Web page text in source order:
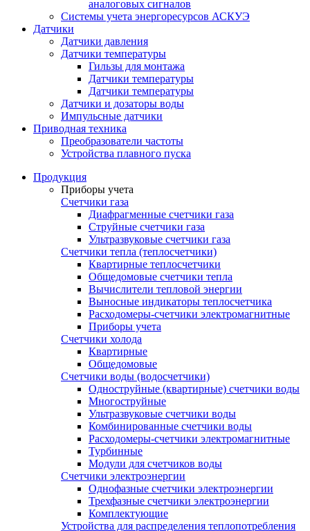
аналоговых сигналов
Системы учета энергоресурсов АСКУЭ
Датчики
Датчики давления
Датчики температуры
Гильзы для монтажа
Датчики температуры
Датчики температуры
Датчики и дозаторы воды
Импульсные датчики
Приводная техника
Преобразователи частоты
Устройства плавного пуска
Продукция
Приборы учета
Счетчики газа
Диафрагменные счетчики газа
Струйные счетчики газа
Ультразвуковые счетчики газа
Счетчики тепла (теплосчетчики)
Квартирные теплосчетчики
Общедомовые счетчики тепла
Вычислители тепловой энергии
Выносные индикаторы теплосчетчика
Расходомеры-счетчики электромагнитные
Приборы учета
Счетчики холода
Квартирные
Общедомовые
Счетчики воды (водосчетчики)
Одноструйные (квартирные) счетчики воды
Многоструйные
Ультразвуковые счетчики воды
Комбинированные счетчики воды
Расходомеры-счетчики электромагнитные
Турбинные
Модули для счетчиков воды
Счетчики электроэнергии
Однофазные счетчики электроэнергии
Трехфазные счетчики электроэнергии
Комплектующие
Устройства для распределения теплопотребления